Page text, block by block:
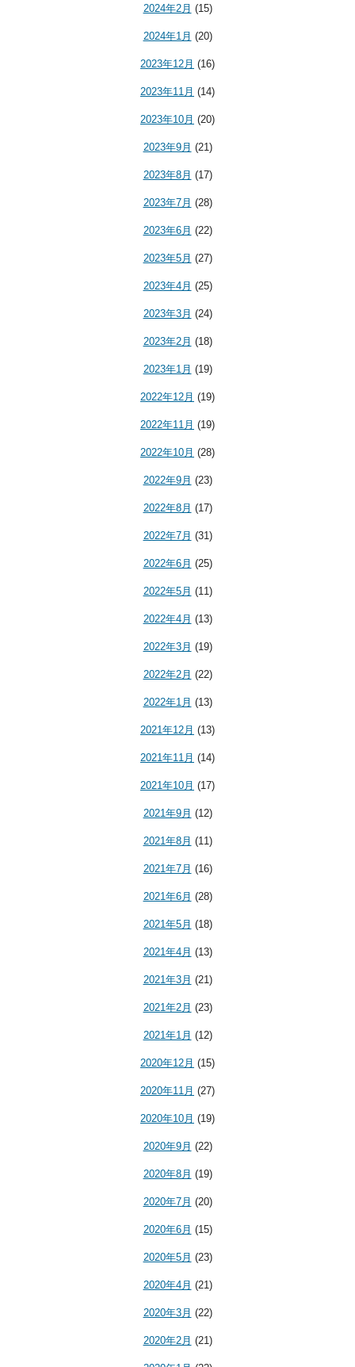
2024年2月 (15)
2024年1月 (20)
2023年12月 (16)
2023年11月 (14)
2023年10月 (20)
2023年9月 (21)
2023年8月 (17)
2023年7月 (28)
2023年6月 (22)
2023年5月 (27)
2023年4月 (25)
2023年3月 (24)
2023年2月 (18)
2023年1月 (19)
2022年12月 (19)
2022年11月 (19)
2022年10月 (28)
2022年9月 (23)
2022年8月 (17)
2022年7月 (31)
2022年6月 (25)
2022年5月 (11)
2022年4月 (13)
2022年3月 (19)
2022年2月 (22)
2022年1月 (13)
2021年12月 (13)
2021年11月 (14)
2021年10月 (17)
2021年9月 (12)
2021年8月 (11)
2021年7月 (16)
2021年6月 (28)
2021年5月 (18)
2021年4月 (13)
2021年3月 (21)
2021年2月 (23)
2021年1月 (12)
2020年12月 (15)
2020年11月 (27)
2020年10月 (19)
2020年9月 (22)
2020年8月 (19)
2020年7月 (20)
2020年6月 (15)
2020年5月 (23)
2020年4月 (21)
2020年3月 (22)
2020年2月 (21)